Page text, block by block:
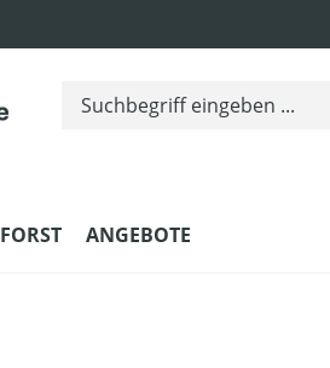
FORST ANGEBOTE